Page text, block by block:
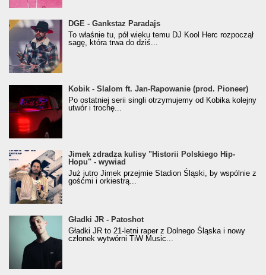
donGURALesko z nagrodą za
Klasyczny/Trueschoolowy Album Roku
(Popkillery 2023)
DGE - Gankstaz Paradajs
To właśnie tu, pół wieku temu DJ Kool Herc rozpoczął
sagę, która trwa do dziś...
Kobik - Slalom ft. Jan-Rapowanie (prod. Pioneer)
[Official Music Visualiser]
Kobik - Slalom ft. Jan-Rapowanie (prod. Pioneer)
Po ostatniej serii singli otrzymujemy od Kobika kolejny
utwór i trochę...
Jimek zdradza kulisy "Historii Polskiego Hip-
Hopu" - wywiad
Jimek zdradza kulisy "Historii Polskiego Hip-
Hopu" - wywiad
Już jutro Jimek przejmie Stadion Śląski, by wspólnie z
gośćmi i orkiestrą...
Gładki JR - Patoshot
Gładki JR - Patoshot
Gładki JR to 21-letni raper z Dolnego Śląska i nowy
członek wytwórni TiW Music...